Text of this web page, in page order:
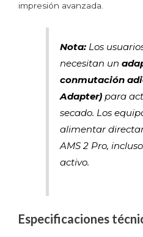
impresión avanzada.
Nota: Los
necesitan un
conmutación
Adapter) para
secado. Los
alimentar
AMS 2 Pro,
activo.
Especificaciones